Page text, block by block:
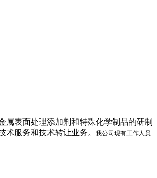
属表面处理添加剂和特殊化学制品的研制
服务和技术转让业务。
我公司现有工作人员